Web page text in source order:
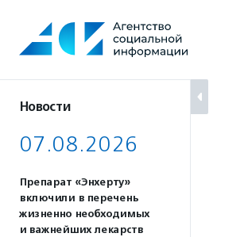
содержанию
Новости
07.08.2026
Препарат «Энхерту»
включили в перечень
жизненно необходимых
и важнейших лекарств